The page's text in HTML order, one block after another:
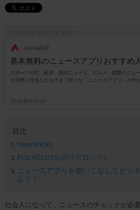
.Apps編集部
基本無料のニュースアプリおすすめ
スポーツやIT、経済、国内ニュース、グルメ、国際のニュ
な分野に特化したものまで様々な「ニュースアプリ」の中
になりました。Android、iPhone対応のものをご紹介してい
2026/8/9 05:00
目次
NewsPicks
POLYGLOTS(ポリグロッツ)
ニュースアプリを使いこなしてビジ
よう！
社会人になって、ニュースのチェックが必